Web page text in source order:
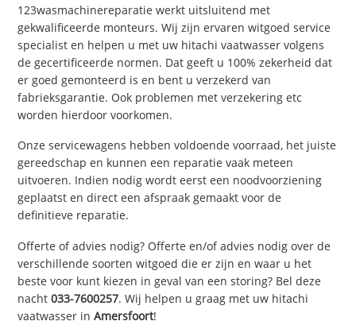
123wasmachinereparatie werkt uitsluitend met
gekwalificeerde monteurs. Wij zijn ervaren witgoed service
specialist en helpen u met uw hitachi vaatwasser volgens
de gecertificeerde normen. Dat geeft u 100% zekerheid dat
er goed gemonteerd is en bent u verzekerd van
fabrieksgarantie. Ook problemen met verzekering etc
worden hierdoor voorkomen.
Onze servicewagens hebben voldoende voorraad, het juiste
gereedschap en kunnen een reparatie vaak meteen
uitvoeren. Indien nodig wordt eerst een noodvoorziening
geplaatst en direct een afspraak gemaakt voor de
definitieve reparatie.
Offerte of advies nodig? Offerte en/of advies nodig over de
verschillende soorten witgoed die er zijn en waar u het
beste voor kunt kiezen in geval van een storing? Bel deze
nacht033-7600257. Wij helpen u graag met uw hitachi
vaatwasser inAmersfoort!